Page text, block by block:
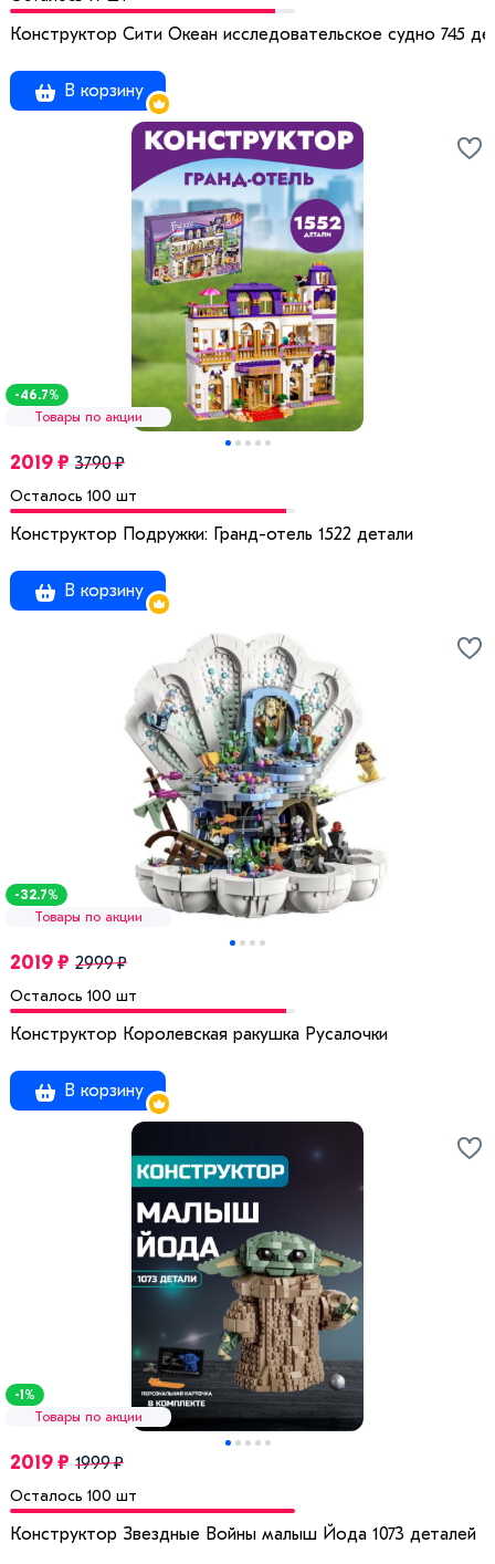
Конструктор Сити Океан исследовательское судно 745
В корзину
-46.7%
Товары по акции
2019 ₽ 3790 ₽
Осталось 100 шт
Конструктор Подружки: Гранд-отель 1522 детали
В корзину
-32.7%
Товары по акции
2019 ₽ 2999 ₽
Осталось 100 шт
Конструктор Королевская ракушка Русалочки
В корзину
-1%
Товары по акции
2019 ₽ 1999 ₽
Осталось 100 шт
Конструктор Звездные Вoйны мaлыш Йода 1073 деталей